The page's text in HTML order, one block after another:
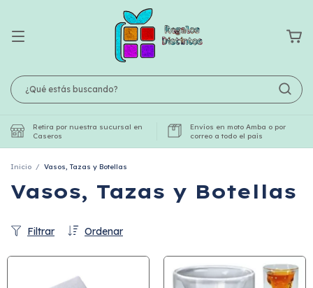
Retira por nuestra sucursal en
Caseros
Envíos en moto Amba o por
correo a todo el país
Inicio / Vasos, Tazas y Botellas
Vasos, Tazas y Botellas
Ordenar
Filtrar